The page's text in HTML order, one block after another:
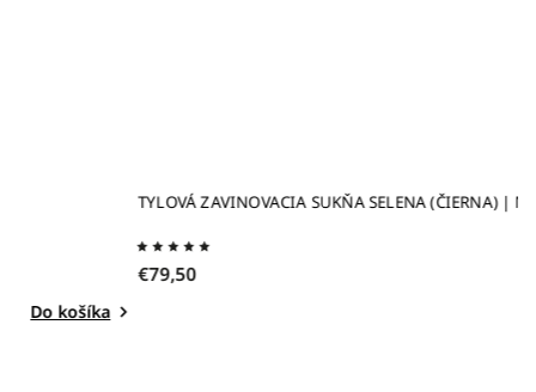
TYLOVÁ ZAVINOVACIA SUKŇA SELENA (ČIERNA) | MIESTNI